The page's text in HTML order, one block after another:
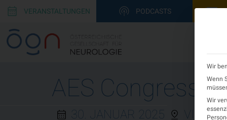
VERANSTALTUNGEN PODCASTS
AES Congress
30. JANUAR 2025
Wir
Wenn
Wir